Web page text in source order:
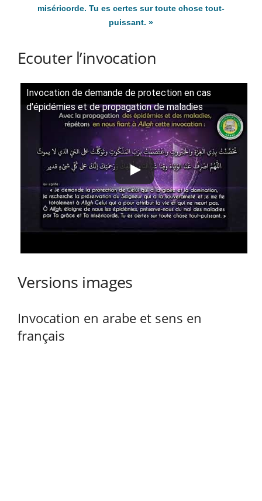
miséricorde. Tu es certes sur toute chose tout-
puissant. »
Ecouter l’invocation
Invocation de demande de protection en cas
d'épidémies et de propagation de maladies
Versions images
Invocation en arabe et sens en
français